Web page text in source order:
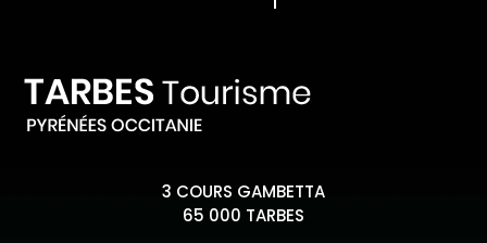
3 COURS GAMBETTA
65 000 TARBES